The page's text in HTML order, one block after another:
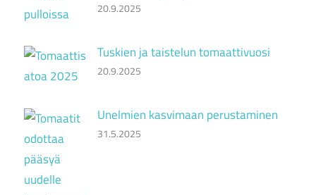
20.9.2025
Tuskien ja taistelun tomaattivuosi
20.9.2025
Unelmien kasvimaan perustaminen
31.5.2025